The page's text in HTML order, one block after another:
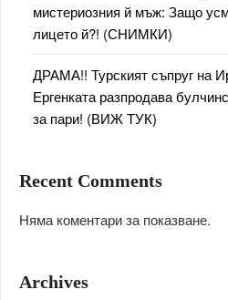
мистериозния й мъж: Защо
лицето й?! (СНИМКИ)
ДРАМА!! Турският съпруг на
Ергенката разпродава
за пари! (ВИЖ ТУК)
Recent Comments
Няма коментари за показване.
Archives